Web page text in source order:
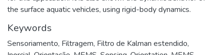
the surface aquatic vehicles, using rigid-body dynamics.
Keywords
Sensoriamento, Filtragem, Filtro de Kalman estendido,